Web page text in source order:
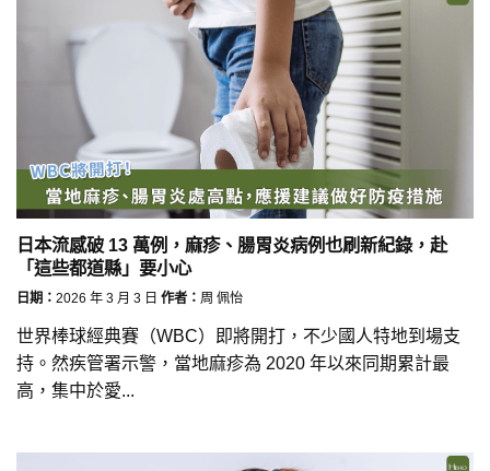
日本流感破 13 萬例，麻疹、腸胃炎病例也刷新紀錄，赴
「這些都道縣」要小心
日期： 2026 年 3 月 3 日 作者： 周 佩怡
世界棒球經典賽（WBC）即將開打，不少國人特地到場支
持。然疾管署示警，當地麻疹為 2020 年以來同期累計最
高，集中於愛...